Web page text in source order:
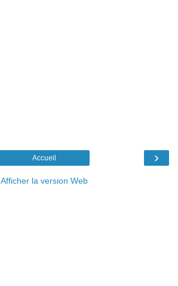
›
Accueil
Afficher la version Web